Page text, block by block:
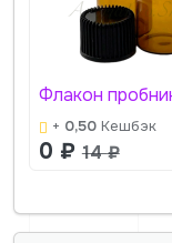
+ 0,50Кешбэк
0 ₽ 14₽